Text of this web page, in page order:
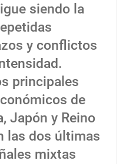
siendo la
y conflictos
principales
de
Japón y Reino
las dos últimas
mixtas